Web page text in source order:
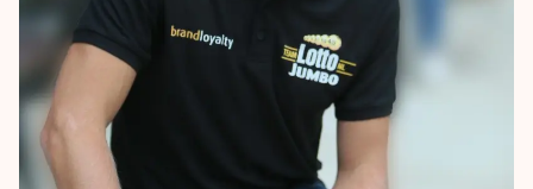
Natuurijs
Kunstschaatsen
Historie & statistiek
Inschrijven wedstrijden
Algemene Nederlandse Schaatstijd
Deze zomer de weg op
Waar kan ik schaatsen en skaten?
Schaatsfans
Alles voor jou als schaatsfan
Evenementen
Tickets
Olympische Spelen
Olympische Spelen